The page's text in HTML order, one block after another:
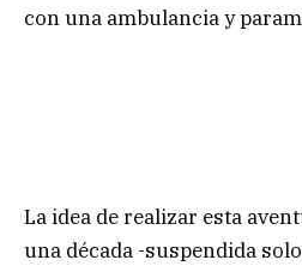
con una ambulancia y
La idea de realizar esta
una década -suspendida